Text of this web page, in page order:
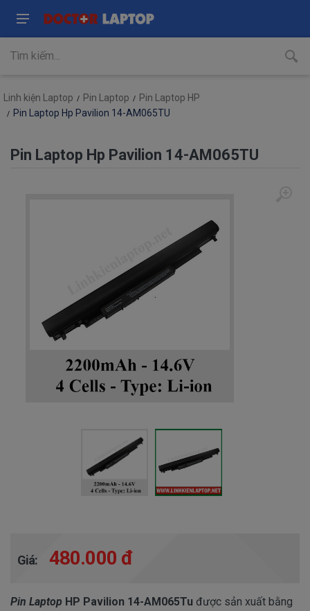
Linh kiện Laptop Pin Laptop
Pin Laptop HP
Pin Laptop Hp Pavilion 14-AM065TU
Pin Laptop Hp Pavilion 14-AM065TU
Giá: 480.000 đ
Pin Laptop HP Pavilion 14-AM065Tu được sản xuất bằng